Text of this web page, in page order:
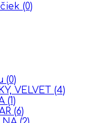
(0)
(0)
VELVET (4)
(1)
(6)